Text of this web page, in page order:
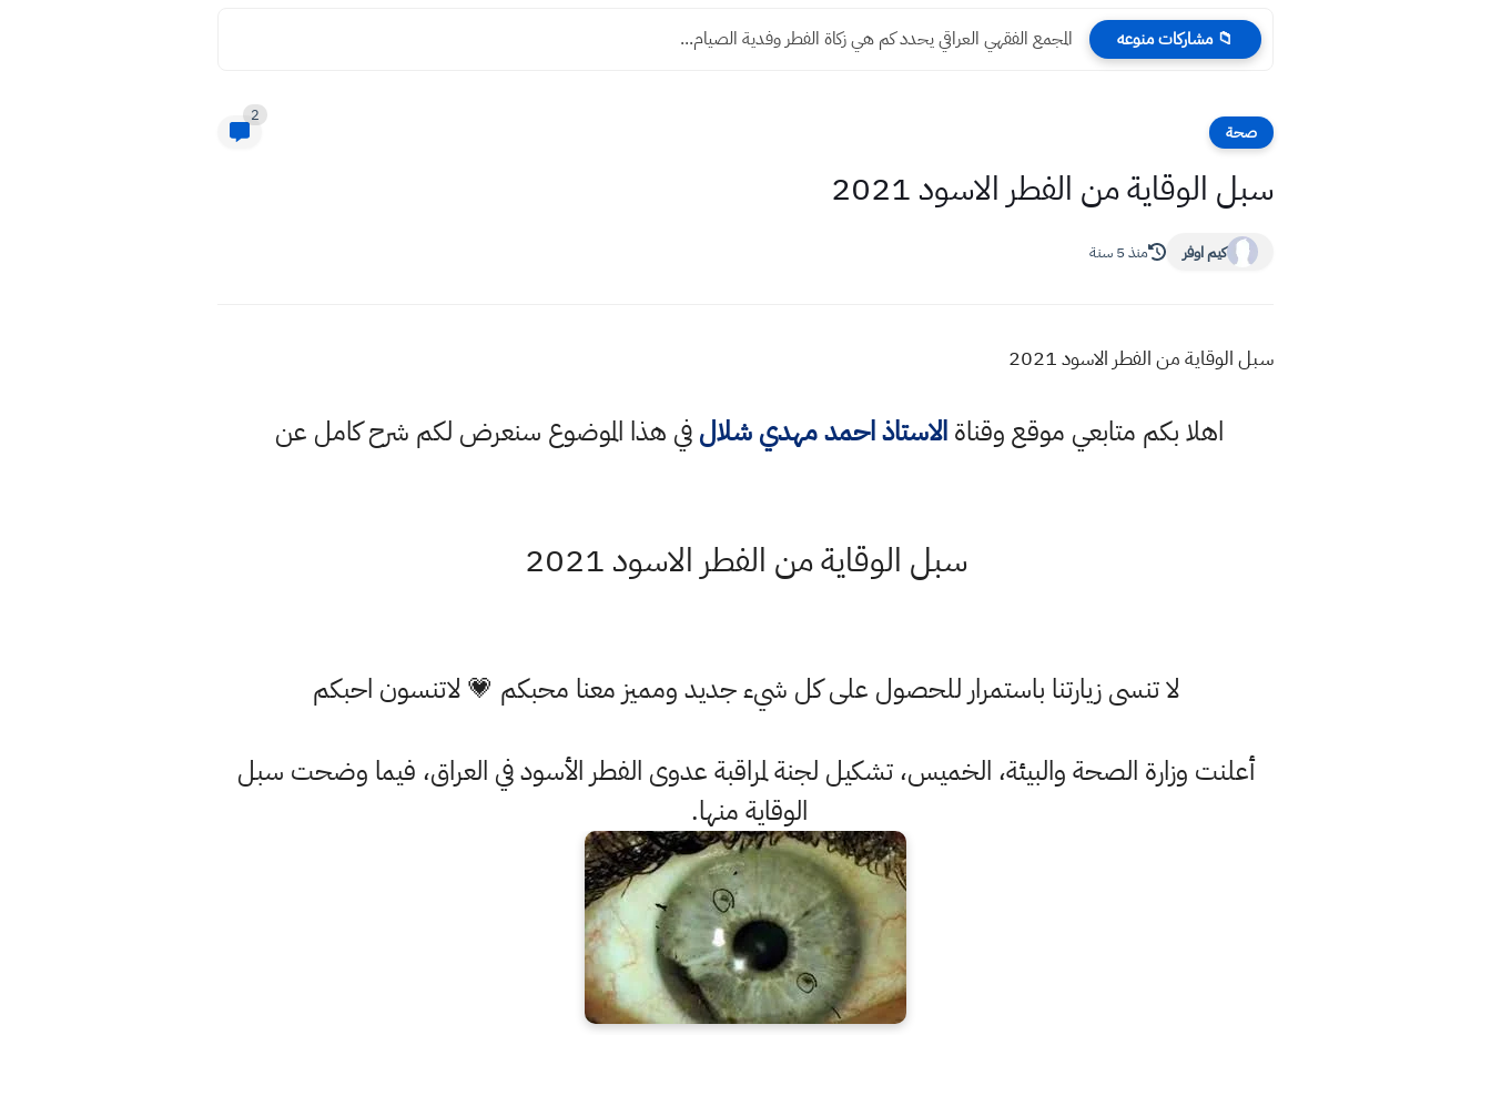
📁 مشاركات منوعه المجمع الفقهي العراقي يحدد كم هي زكاة الفطر وفدية الصيام...
صحة
2
سبل الوقاية من الفطر الاسود 2021
كيم اوفر منذ 5 سنة
سبل الوقاية من الفطر الاسود 2021
اهلا بكم متابعي موقع وقناةالاستاذ احمد مهدي شلالفي هذا الموضوع سنعرض لكم شرح كامل عن
سبل الوقاية من الفطر الاسود 2021
لا تنسى زيارتنا باستمرار للحصول على كل شيء جديد ومميز معنا محبكم 💗 لاتنسون احبكم
أعلنت وزارة الصحة والبيئة، الخميس، تشكيل لجنة لمراقبة عدوى الفطر الأسود في العراق، فيما وضحت سبل
الوقاية منها.